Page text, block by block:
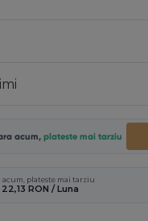
acum, plateste mai tarziu
acum, plateste mai tarziu
22,13 RON / Luna